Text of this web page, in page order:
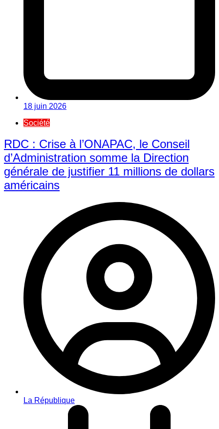
18 juin 2026
Société
RDC : Crise à l’ONAPAC, le Conseil
d’Administration somme la Direction
générale de justifier 11 millions de dollars
américains
La République